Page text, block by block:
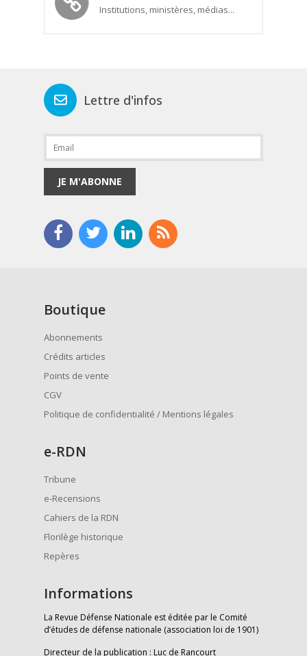
Institutions, ministères, médias...
Lettre d'infos
JE M'ABONNE
Boutique
Abonnements
Crédits articles
Points de vente
CGV
Politique de confidentialité / Mentions légales
e-RDN
Tribune
e-Recensions
Cahiers de la RDN
Florilège historique
Repères
Informations
La Revue Défense Nationale est éditée par le Comité
d’études de défense nationale (association loi de 1901)
Directeur de la publication : Luc de Rancourt